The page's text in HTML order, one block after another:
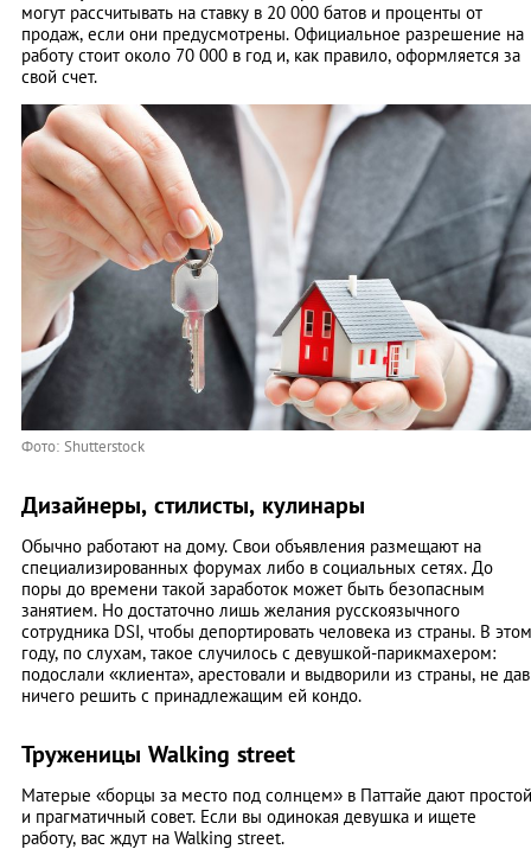
могут рассчитывать на ставку в 20 000 батов и проценты от
продаж, если они предусмотрены. Официальное разрешение на
работу стоит около 70 000 в год и, как правило, оформляется за
свой счет.
Фото: Shutterstock
Дизайнеры, стилисты, кулинары
Обычно работают на дому. Свои объявления размещают на
специализированных форумах либо в социальных сетях. До
поры до времени такой заработок может быть безопасным
занятием. Но достаточно лишь желания русскоязычного
сотрудника DSI, чтобы депортировать человека из страны. В этом
году, по слухам, такое случилось с девушкой-парикмахером:
подослали «клиента», арестовали и выдворили из страны, не дав
ничего решить с принадлежащим ей кондо.
Труженицы Walking street
Матерые «борцы за место под солнцем» в Паттайе дают простой
и прагматичный совет. Если вы одинокая девушка и ищете
работу, вас ждут на Walking street.